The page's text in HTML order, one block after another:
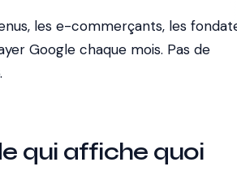
les e-commerçants, les
Google chaque mois. Pas de
qui affiche quoi